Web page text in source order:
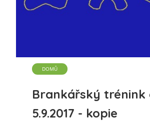
Brankářský trénink
5.9.2017 - kopie
DOMŮ